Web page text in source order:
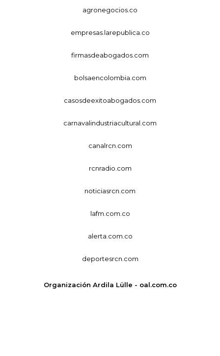
agronegocios.co
empresas.larepublica.co
firmasdeabogados.com
bolsaencolombia.com
casosdeexitoabogados.com
carnavalindustriacultural.com
canalrcn.com
rcnradio.com
noticiasrcn.com
lafm.com.co
alerta.com.co
deportesrcn.com
Organización Ardila Lülle - oal.com.co